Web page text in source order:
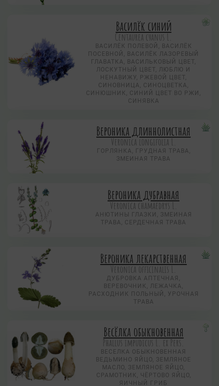
Василёк синий
Centaurea суanus L.
ВАСИЛЁК ПОЛЕВОЙ, ВАСИЛЁК
ПОСЕВНОЙ, ВАСИЛЁК ЛАЗОРЕВЫЙ
ГЛАВАТКА, ВАСИЛЬКОВЫЙ ЦВЕТ,
ЛОСКУТНЫЙ ЦВЕТ, ЛЮБЛЮ И
НЕНАВИЖУ, РЖЕВОЙ ЦВЕТ,
СИНОВНИЦА, СИНОЦВЕТКА,
СИНЮШНИК, СИНИЙ ЦВЕТ ВО РЖИ,
СИНЯВКА
Вероника длиннолистная
Veronica longifolia L.
ГОРЛЯНКА, ГРУДНАЯ ТРАВА,
ЗМЕИНАЯ ТРАВА
Вероника дубравная
Veronica chamaedrys L.
АНЮТИНЫ ГЛАЗКИ, ЗМЕИНАЯ
ТРАВА, СЕРДЕЧНАЯ ТРАВА
Вероника лекарственная
Veronica officinalis L.
ДУБРОВКА АПТЕЧНАЯ,
ВЕРЕВОЧНИК, ЛЕЖАЧКА,
РАСХОДНИК ПОЛЬНЫЙ, УРОЧНАЯ
ТРАВА
Весёлка обыкновенная
Phallus impudicus L. ex Pers.
ВЕСЕЛКА ОБЫКНОВЕННАЯ
ВЕДЬМИНО ЯЙЦО, ЗЕМЛЯНОЕ
МАСЛО, ЗЕМЛЯНОЕ ЯЙЦО,
СРАМОТНИК, ЧЁРТОВО ЯЙЦО,
ЯИЧНЫЙ ГРИБ